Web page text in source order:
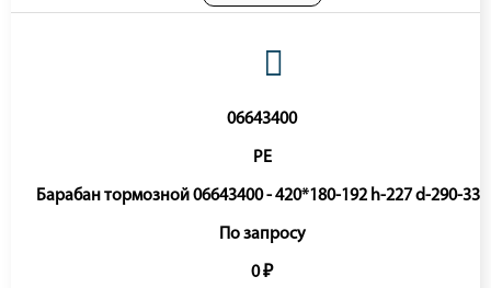
06643400
PE
Барабан тормозной 06643400 - 420*180-192 h-227 d-290-335
По запросу
0 ₽